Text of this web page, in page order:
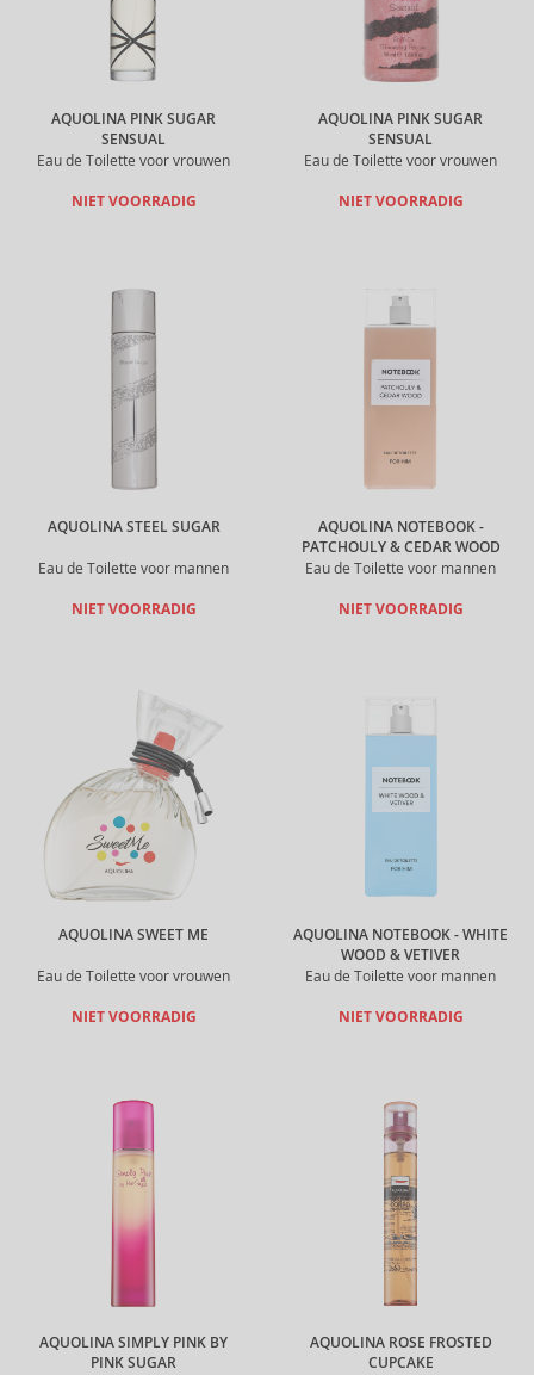
AQUOLINA PINK SUGAR
SENSUAL
Eau de Toilette voor vrouwen
NIET VOORRADIG
AQUOLINA PINK SUGAR
SENSUAL
Eau de Toilette voor vrouwen
NIET VOORRADIG
AQUOLINA STEEL SUGAR
Eau de Toilette voor mannen
NIET VOORRADIG
AQUOLINA NOTEBOOK -
PATCHOULY & CEDAR WOOD
Eau de Toilette voor mannen
NIET VOORRADIG
AQUOLINA SWEET ME
Eau de Toilette voor vrouwen
NIET VOORRADIG
AQUOLINA NOTEBOOK - WHITE
WOOD & VETIVER
Eau de Toilette voor mannen
NIET VOORRADIG
AQUOLINA SIMPLY PINK BY
PINK SUGAR
AQUOLINA ROSE FROSTED
CUPCAKE